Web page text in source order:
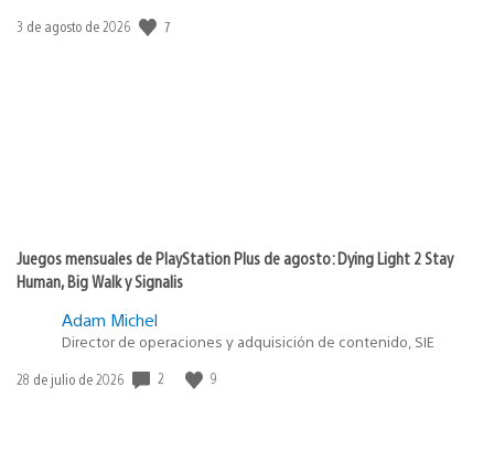
Fecha
3 de agosto de 2026 7
Juegos mensuales de PlayStation Plus de agosto: Dying Light 2 Stay
Human, Big Walk y Signalis
Adam Michel
Director de operaciones y adquisición de contenido, SIE
Fecha
28 de julio de 2026 2 9